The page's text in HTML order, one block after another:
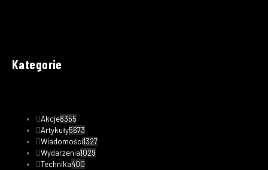
Kategorie
Akcje8355
Artykuły5673
Wiadomości1327
Wydarzenia1029
Technika400